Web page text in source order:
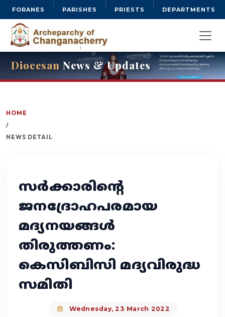
FORANES PARISHES PRIESTS DEPARTMENTS
Diocesan News & Updates
HOME
/
NEWS DETAIL
സര്‍ക്കാരിന്റെ
ജനദ്രോഹപരമായ
മദ്യനയങ്ങള്‍
തിരുത്തണം:
കെസിബിസി മദ്യവിരുദ്ധ
സമിതി
Wednesday, 23 March 2022